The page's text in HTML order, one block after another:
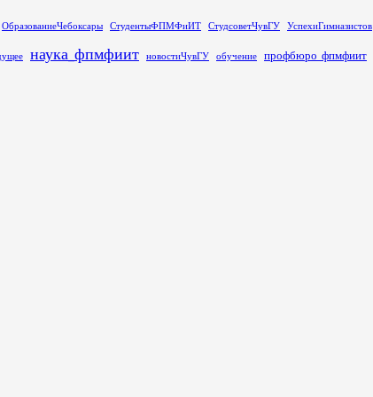
ОбразованиеЧебоксары СтудентыФПМФиИТ СтудсоветЧувГУ УспехиГимназистов
наука_фпмфиит новостиЧувГУ обучение профбюро_фпмфиит